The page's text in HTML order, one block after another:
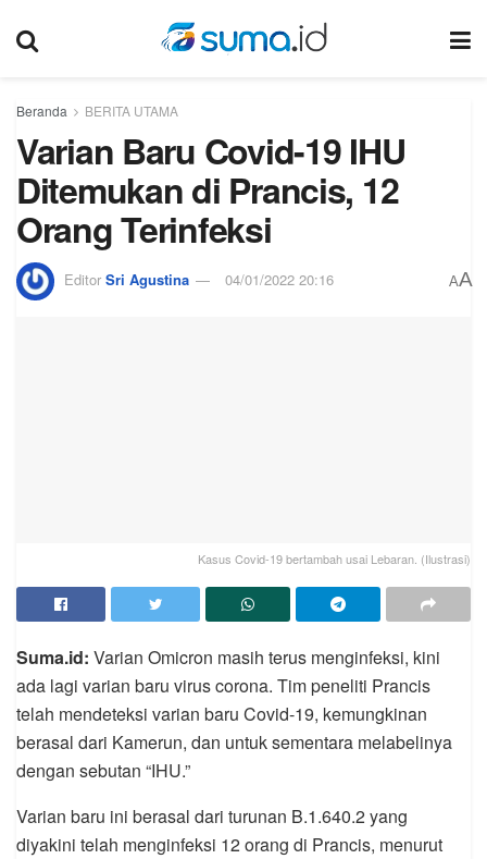
Beranda BERITA UTAMA
Varian Baru Covid-19 IHU
Ditemukan di Prancis, 12
Orang Terinfeksi
Editor Sri Agustina 04/01/2022 20:16 AA
Kasus Covid-19 bertambah usai Lebaran. (Ilustrasi)
Suma.id: Varian Omicron masih terus menginfeksi, kini
ada lagi varian baru virus corona. Tim peneliti Prancis
telah mendeteksi varian baru Covid-19, kemungkinan
berasal dari Kamerun, dan untuk sementara melabelinya
dengan sebutan “IHU.”
Varian baru ini berasal dari turunan B.1.640.2 yang
diyakini telah menginfeksi 12 orang di Prancis, menurut